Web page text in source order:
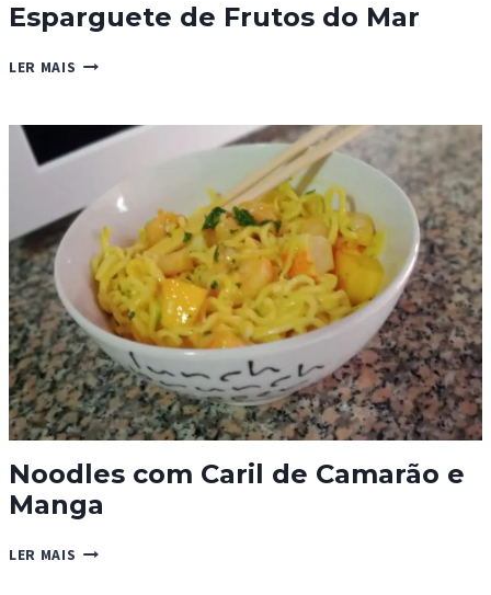
Esparguete de Frutos do Mar
LER MAIS ESPARGUETE
DO
MAR
Noodles com Caril de Camarão e
Manga
LER MAIS NOODLES